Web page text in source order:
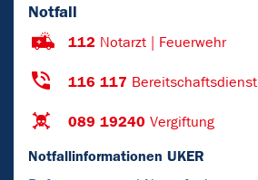
Notfall
112 Notarzt | Feuerwehr
116 117 Bereitschaftsdienst
089 19240 Vergiftung
Notfallinformationen UKER